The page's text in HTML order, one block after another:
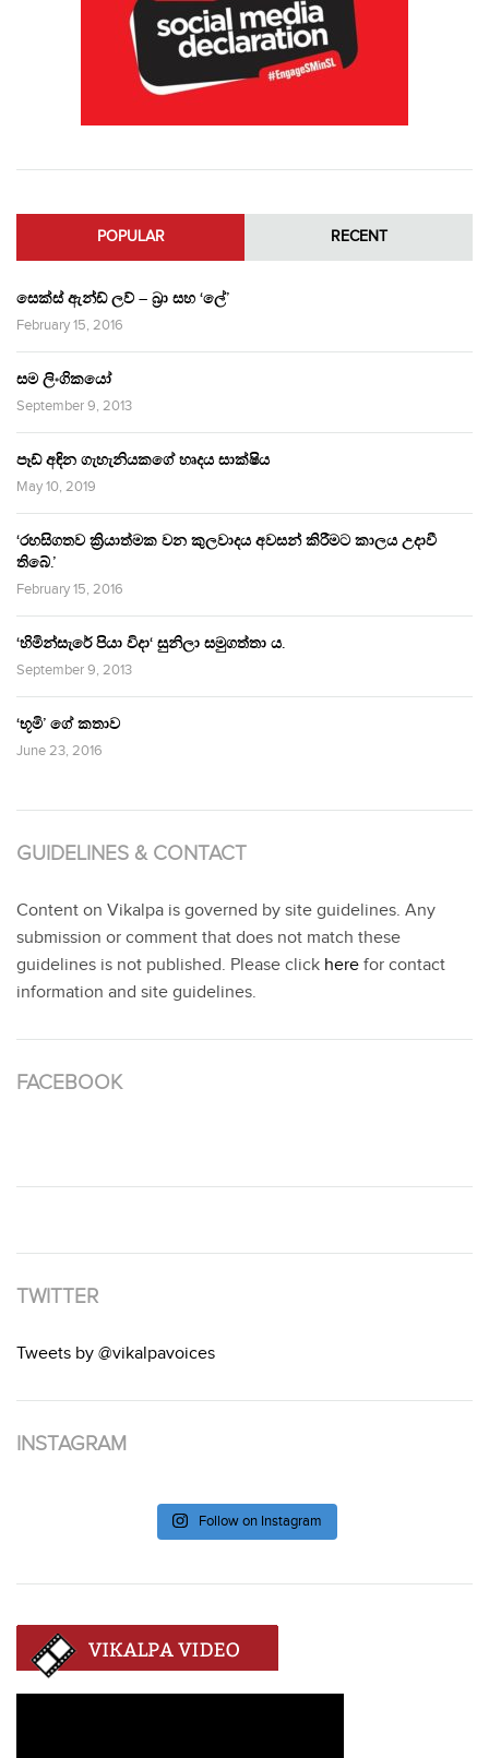
POPULAR RECENT
සෙක්ස් ඇන්ඩ් ලව් – බ්‍රා සහ ‘ලේ’
February 15, 2016
සම ලිංගිකයෝ
September 9, 2013
පෑඩ් අඳින ගැහැනියකගේ හෘදය සාක්ෂිය
May 10, 2019
‘රහසිගතව ක්‍රියාත්මක වන කුලවාදය අවසන් කිරීමට කාලය උදාවී
තිබේ.’
February 15, 2016
‘හිමින්සැරේ පියා විදා‘ සුනිලා සමුගත්තා ය.
September 9, 2013
‘භූමි’ ගේ කතාව
June 23, 2016
GUIDELINES & CONTACT
Content on Vikalpa is governed by site guidelines. Any
submission or comment that does not match these
guidelines is not published. Please click here for contact
information and site guidelines.
FACEBOOK
TWITTER
Tweets by @vikalpavoices
INSTAGRAM
Follow on Instagram